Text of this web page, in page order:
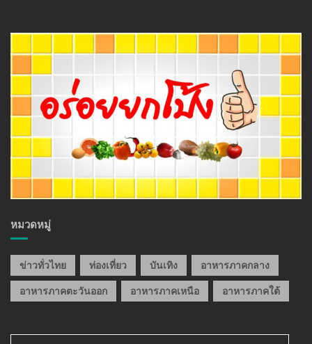
หมวดหมู่
ข่าวทั่วไทย ท่องเที่ยว บันเทิง อาหารภาคกลาง
อาหารภาคตะวันออก อาหารภาคเหนือ อาหารภาคใต้